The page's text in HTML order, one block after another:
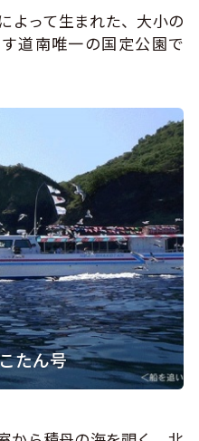
よって生まれた、大小の
道南唯一の国定公園で
たん号